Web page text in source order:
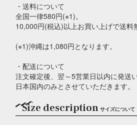
・送料について
全国一律580円(※1)。
10,000円(税込)以上お買い上げで送料
(※1)沖縄は1,080円となります。
・配送について
注文確定後、翌～5営業日以内に発送
日本国内のみとさせていただきます。
Size description サイズについて